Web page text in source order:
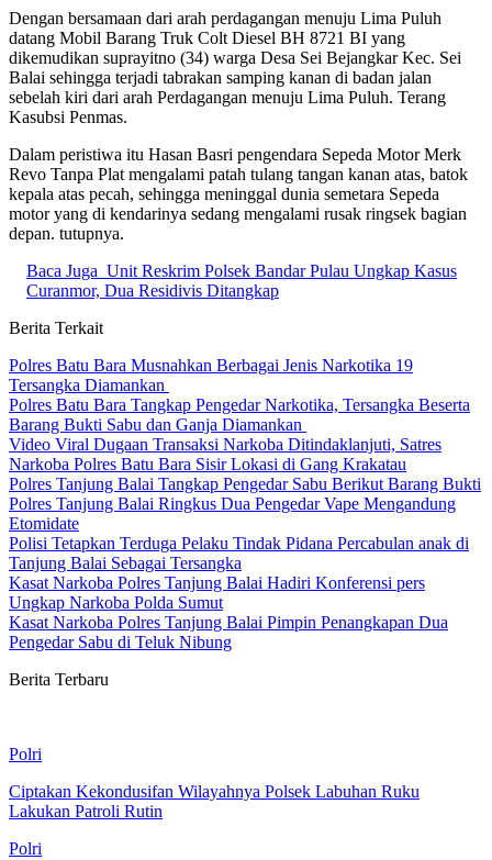
Dengan bersamaan dari arah perdagangan menuju Lima Puluh
datang Mobil Barang Truk Colt Diesel BH 8721 BI yang
dikemudikan suprayitno (34) warga Desa Sei Bejangkar Kec. Sei
Balai sehingga terjadi tabrakan samping kanan di badan jalan
sebelah kiri dari arah Perdagangan menuju Lima Puluh. Terang
Kasubsi Penmas.
Dalam peristiwa itu Hasan Basri pengendara Sepeda Motor Merk
Revo Tanpa Plat mengalami patah tulang tangan kanan atas, batok
kepala atas pecah, sehingga meninggal dunia semetara Sepeda
motor yang di kendarinya sedang mengalami rusak ringsek bagian
depan. tutupnya.
Baca Juga Unit Reskrim Polsek Bandar Pulau Ungkap Kasus
Curanmor, Dua Residivis Ditangkap
Berita Terkait
Polres Batu Bara Musnahkan Berbagai Jenis Narkotika 19
Tersangka Diamankan
Polres Batu Bara Tangkap Pengedar Narkotika, Tersangka Beserta
Barang Bukti Sabu dan Ganja Diamankan
Video Viral Dugaan Transaksi Narkoba Ditindaklanjuti, Satres
Narkoba Polres Batu Bara Sisir Lokasi di Gang Krakatau
Polres Tanjung Balai Tangkap Pengedar Sabu Berikut Barang Bukti
Polres Tanjung Balai Ringkus Dua Pengedar Vape Mengandung
Etomidate
Polisi Tetapkan Terduga Pelaku Tindak Pidana Percabulan anak di
Tanjung Balai Sebagai Tersangka
Kasat Narkoba Polres Tanjung Balai Hadiri Konferensi pers
Ungkap Narkoba Polda Sumut
Kasat Narkoba Polres Tanjung Balai Pimpin Penangkapan Dua
Pengedar Sabu di Teluk Nibung
Berita Terbaru
Polri
Ciptakan Kekondusifan Wilayahnya Polsek Labuhan Ruku
Lakukan Patroli Rutin
Polri